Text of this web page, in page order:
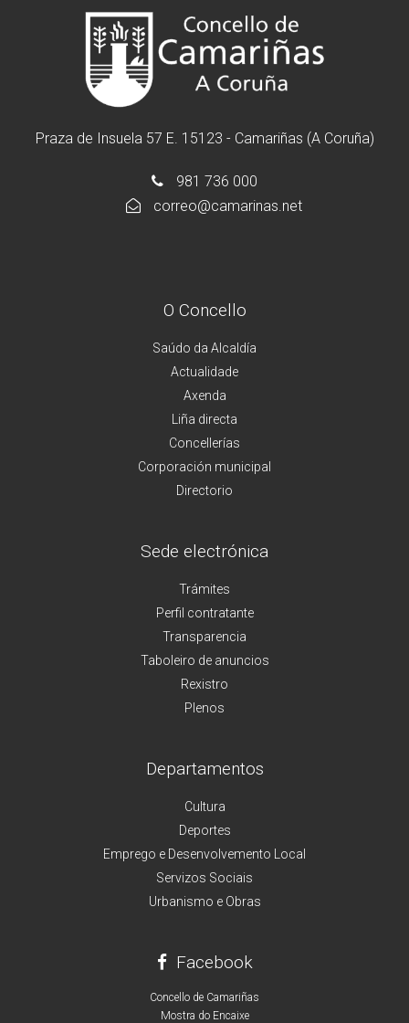
Praza de Insuela 57 E. 15123 - Camariñas (A Coruña)
981 736 000
correo@camarinas.net
O Concello
Saúdo da Alcaldía
Actualidade
Axenda
Liña directa
Concellerías
Corporación municipal
Directorio
Sede electrónica
Trámites
Perfil contratante
Transparencia
Taboleiro de anuncios
Rexistro
Plenos
Departamentos
Cultura
Deportes
Emprego e Desenvolvemento Local
Servizos Sociais
Urbanismo e Obras
Facebook
Concello de Camariñas
Mostra do Encaixe